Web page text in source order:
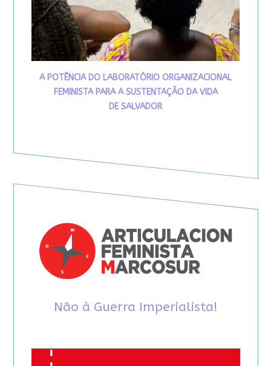
A POTÊNCIA DO LABORATÓRIO ORGANIZACIONAL
FEMINISTA PARA A SUSTENTAÇÃO DA VIDA
DE SALVADOR
Não à Guerra Imperialista!